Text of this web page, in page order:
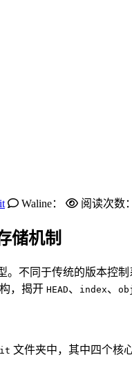
Waline： 阅读次数：
储机制
不同于传统的版本控
，揭开 HEAD、 index、
文件夹中，其中四个核